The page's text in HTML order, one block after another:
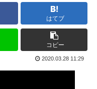
敬遠四球が多かった...
知ってることwww
でこんなに嫌われてる...
が?
はてブ
コピー
2020.03.28 11:29